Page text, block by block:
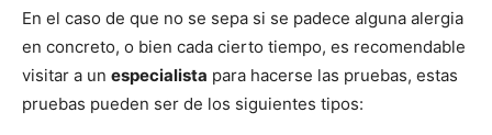
En el caso de que no se sepa si se padece alguna alergia
en concreto, o bien cada cierto tiempo, es recomendable
visitar a un especialista para hacerse las pruebas, estas
pruebas pueden ser de los siguientes tipos: